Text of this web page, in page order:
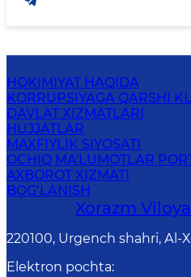
HOKIMIYAT HAQIDA
KORRUPSIYAGA QARSHI
DAVLAT XIZMATLARI
HUJJATLAR
MAXFIYLIK SIYOSATI
OCHIQ MA'LUMOTLAR
AXBOROT XIZMATI
BOG‘LANISH
Xorazm
220100, Urgеnch shаhri, Аl-
Elektron pochta: